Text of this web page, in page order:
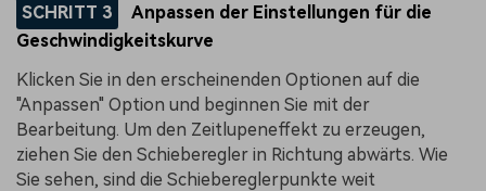
SCHRITT 3
Anpassen der Einstellungen für die
Geschwindigkeitskurve
Klicken Sie in den erscheinenden Optionen auf die
"Anpassen" Option und beginnen Sie mit der
Bearbeitung. Um den Zeitlupeneffekt zu erzeugen,
ziehen Sie den Schieberegler in Richtung abwärts. Wie
Sie sehen, sind die Schiebereglerpunkte weit